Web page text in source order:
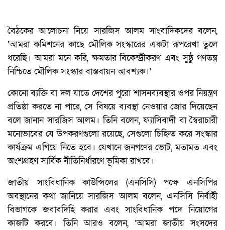
বৈঠকের আলোচনা নিয়ে সারজিস আলম সাংবাদিকদের বলেন,
‘আমরা কমিশনের কাছে মৌলিক সংস্কারের একটা রূপরেখা তুলে
ধরেছি। আমরা মনে করি, ক্ষমতার বিকেন্দ্রীকরণ এবং সুষ্ঠু গণতন্ত্র
নিশ্চিতে মৌলিক সংস্কার বাস্তবায়ন আবশ্যক।’
কোনো ব্যক্তি বা দল যাতে দেশের পুরো শাসনব্যবস্থার ওপর নিয়ন্ত্রণ
প্রতিষ্ঠা করতে না পারে, সে বিষয়ে ব্যবস্থা নেওয়ার জোর দিয়েছেন
বলে জানান সারজিস আলম। তিনি বলেন, ফ্যাসিবাদী বা স্বৈরাচারী
মনোভাবের যে উপকরণগুলো রয়েছে, সেগুলো চিহ্নিত করে সংস্কার
কার্যক্রম এগিয়ে নিতে হবে। যেখানে জনগণের ভোট, মতামত এবং
অংশগ্রহণ সার্বিক নীতিনির্ধারণে ভূমিকা রাখবে।
জাতীয় সাংবিধানিক কাউন্সিলের (এনসিসি) পক্ষে এনসিপির
অবস্থানের কথা জানিয়ে সারজিস আলম বলেন, এনসিসি নির্বাহী
বিভাগকে জবাবদিহি করার এবং সাংবিধানিক পদে নিয়োগের
কাজটি করবে। তিনি আরও বলেন, ‘আমরা জাতীয় সংসদের